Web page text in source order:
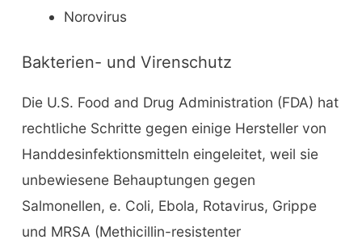
Norovirus
Bakterien- und Virenschutz
Die U.S. Food and Drug Administration (FDA) hat
rechtliche Schritte gegen einige Hersteller von
Handdesinfektionsmitteln eingeleitet, weil sie
unbewiesene Behauptungen gegen
Salmonellen, e. Coli, Ebola, Rotavirus, Grippe
und MRSA (Methicillin-resistenter